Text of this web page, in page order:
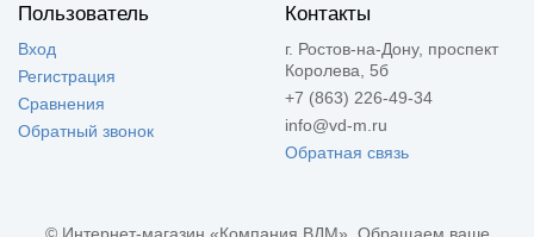
Пользователь
Вход
Регистрация
Сравнения
Обратный звонок
Контакты
г. Ростов-на-Дону, проспект
Королева, 5б
+7 (863) 226-49-34
info@vd-m.ru
Обратная связь
© Интернет-магазин «Компания ВДМ». Обращаем ваше